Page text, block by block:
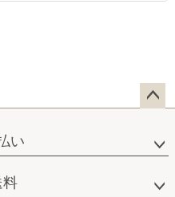
ップ
い
料